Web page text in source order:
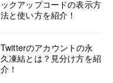
ックアップコードの表示方
法と使い方を紹介！
Twitterのアカウントの永
久凍結とは？見分け方を紹
介！